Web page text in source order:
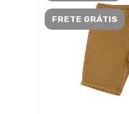
FRETE GRÁTIS